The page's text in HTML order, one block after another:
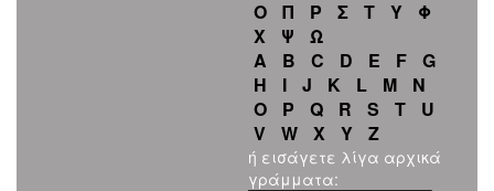
Ο
Π Ρ Σ Τ Υ
Φ
Χ
Ψ
Ω
A
B C D E F
G
H
I J K L M
N
O
P Q R S T
U
V
W X Y Z
ή εισάγετε λίγα αρχικά
γράμματα: